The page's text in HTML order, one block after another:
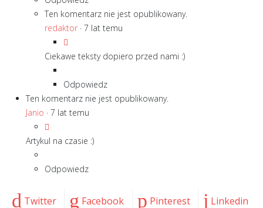
Ten komentarz nie jest opublikowany.
redaktor · 7 lat temu
Ciekawe teksty dopiero przed nami :)
Odpowiedz
Ten komentarz nie jest opublikowany.
Janio · 7 lat temu
Artykul na czasie :)
Odpowiedz
Twitter Facebook Pinterest Linkedin